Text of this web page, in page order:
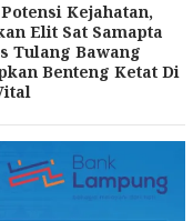
Kejahatan,
Elit Sat Samapta
Tulang Bawang
Benteng Ketat Di